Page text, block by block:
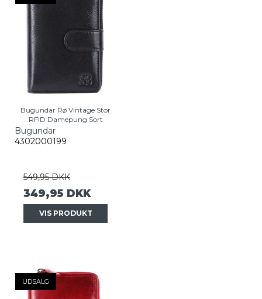
Bugundar Rø Vintage Stor
RFID Damepung Sort
Bugundar
4302000199
549,95 DKK
349,95 DKK
VIS PRODUKT
UDSALG